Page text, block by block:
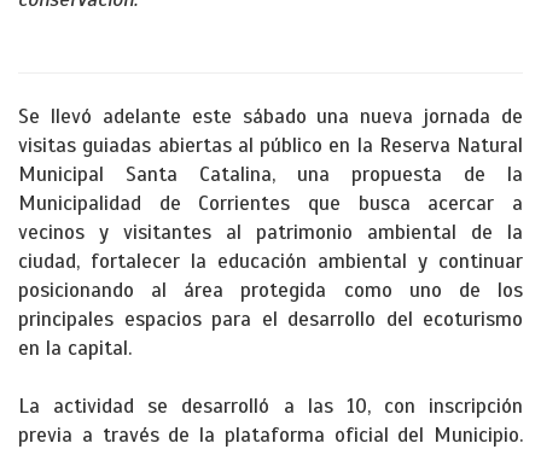
Se llevó adelante este sábado una nueva jornada de
visitas guiadas abiertas al público en la Reserva Natural
Municipal Santa Catalina, una propuesta de la
Municipalidad de Corrientes que busca acercar a
vecinos y visitantes al patrimonio ambiental de la
ciudad, fortalecer la educación ambiental y continuar
posicionando al área protegida como uno de los
principales espacios para el desarrollo del ecoturismo
en la capital.
La actividad se desarrolló a las 10, con inscripción
previa a través de la plataforma oficial del Municipio.